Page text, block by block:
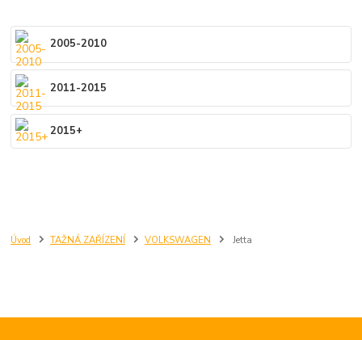
Úvod TAŽNÁ ZAŘÍZENÍ VOLKSWAGEN Jetta
2005-2010
2011-2015
2015+